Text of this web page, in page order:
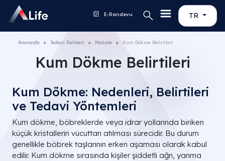
TR
E-Randevu
Anasayfa Tedavi Rehberi Makale Kum Dökme Belirtileri
Kum Dökme Belirtileri
Kum Dökme: Nedenleri, Belirtileri
ve Tedavi Yöntemleri
Kum dökme, böbreklerde veya idrar yollarında biriken
küçük kristallerin vücuttan atılması sürecidir. Bu durum
genellikle böbrek taşlarının erken aşaması olarak kabul
edilir. Kum dökme sırasında kişiler şiddetli ağrı, yanma